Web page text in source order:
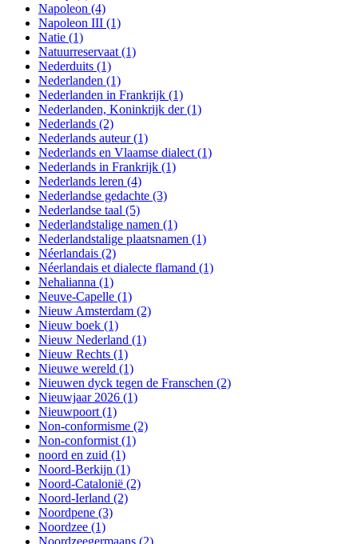
Napoleon (4)
Napoleon III (1)
Natie (1)
Natuurreservaat (1)
Nederduits (1)
Nederlanden (1)
Nederlanden in Frankrijk (1)
Nederlanden, Koninkrijk der(1)
Nederlands (2)
Nederlands auteur(1)
Nederlands en Vlaamse dialect (1)
Nederlands in Frankrijk (1)
Nederlands leren (4)
Nederlandse gedachte (3)
Nederlandse taal (5)
Nederlandstalige namen (1)
Nederlandstalige plaatsnamen (1)
Néerlandais (2)
Néerlandais et dialecte flamand (1)
Nehalianna (1)
Neuve-Capelle (1)
Nieuw Amsterdam (2)
Nieuw boek (1)
Nieuw Nederland (1)
Nieuw Rechts (1)
Nieuwe wereld (1)
Nieuwen dyck tegen de Franschen (2)
Nieuwjaar 2026 (1)
Nieuwpoort (1)
Non-conformisme (2)
Non-conformist (1)
noord en zuid (1)
Noord-Berkijn (1)
Noord-Catalonië (2)
Noord-Ierland (2)
Noordpene (3)
Noordzee (1)
Noordzeegermaans (2)